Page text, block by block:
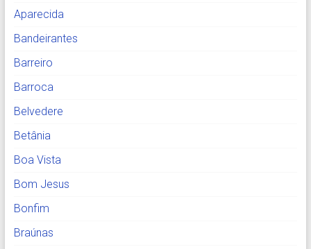
Aparecida
Bandeirantes
Barreiro
Barroca
Belvedere
Betânia
Boa Vista
Bom Jesus
Bonfim
Braúnas